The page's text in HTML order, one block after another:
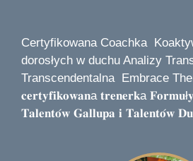
Certyfikowana Coachka
dorosłych w duchu Analizy
Transcendentalna Embrace
𝐜𝐞𝐫𝐭𝐲𝐟𝐢𝐤𝐨𝐰𝐚𝐧a 𝐭𝐫𝐞𝐧𝐞𝐫𝐤a
𝐓𝐚𝐥𝐞𝐧𝐭𝐨́𝐰 𝐆𝐚𝐥𝐥𝐮𝐩𝐚 𝐢 𝐓𝐚𝐥𝐞𝐧𝐭𝐨́𝐰